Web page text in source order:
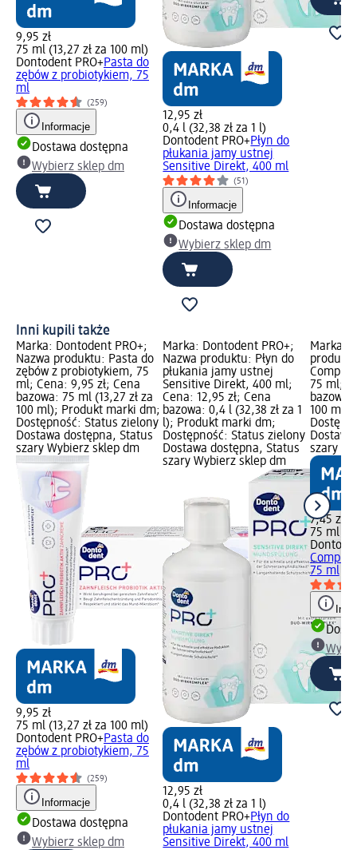
9,95 zł
75 ml (13,27 zł za 100 ml)
Dontodent PRO+Pasta do
zębów z probiotykiem, 75
ml
(259)
Informacje
Dostawa dostępna
Wybierz sklep dm
12,95 zł
0,4 l (32,38 zł za 1 l)
Dontodent PRO+Płyn do
płukania jamy ustnej
Sensitive Direkt, 400 ml
(51)
Informacje
Dostawa dostępna
Wybierz sklep dm
Inni kupili także
Marka: Dontodent PRO+;
Nazwa produktu: Pasta do
zębów z probiotykiem, 75
ml; Cena: 9,95 zł; Cena
bazowa: 75 ml (13,27 zł za
100 ml); Produkt marki dm;
Dostępność: Status zielony
Dostawa dostępna, Status
szary Wybierz sklep dm
9,95 zł
75 ml (13,27 zł za 100 ml)
Dontodent PRO+Pasta do
zębów z probiotykiem, 75
ml
(259)
Informacje
Dostawa dostępna
Wybierz sklep dm
Marka: Dontodent PRO+;
Nazwa produktu: Płyn do
płukania jamy ustnej
Sensitive Direkt, 400 ml;
Cena: 12,95 zł; Cena
bazowa: 0,4 l (32,38 zł za 1
l); Produkt marki dm;
Dostępność: Status zielony
Dostawa dostępna, Status
szary Wybierz sklep dm
12,95 zł
0,4 l (32,38 zł za 1 l)
Dontodent PRO+Płyn do
płukania jamy ustnej
Sensitive Direkt, 400 ml
Marka:
75 ml;
bazowa:
100 ml);
szary
7,45 zł
75 ml
75 ml